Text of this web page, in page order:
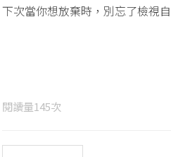
下次當你想放棄時，別忘了檢視
閱讀量145次